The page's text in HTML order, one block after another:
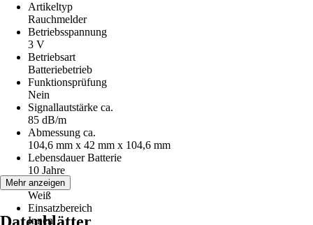
Artikeltyp
Rauchmelder
Betriebsspannung
3 V
Betriebsart
Batteriebetrieb
Funktionsprüfung
Nein
Signallautstärke ca.
85 dB/m
Abmessung ca.
104,6 mm x 42 mm x 104,6 mm
Lebensdauer Batterie
10 Jahre
Farbton
Weiß
Einsatzbereich
Innen
Mehr anzeigen